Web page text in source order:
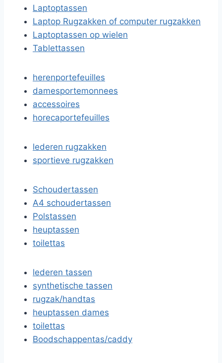
Laptoptassen
Laptop Rugzakken of computer rugzakken
Laptoptassen op wielen
Tablettassen
herenportefeuilles
damesportemonnees
accessoires
horecaportefeuilles
lederen rugzakken
sportieve rugzakken
Schoudertassen
A4 schoudertassen
Polstassen
heuptassen
toilettas
lederen tassen
synthetische tassen
rugzak/handtas
heuptassen dames
toilettas
Boodschappentas/caddy